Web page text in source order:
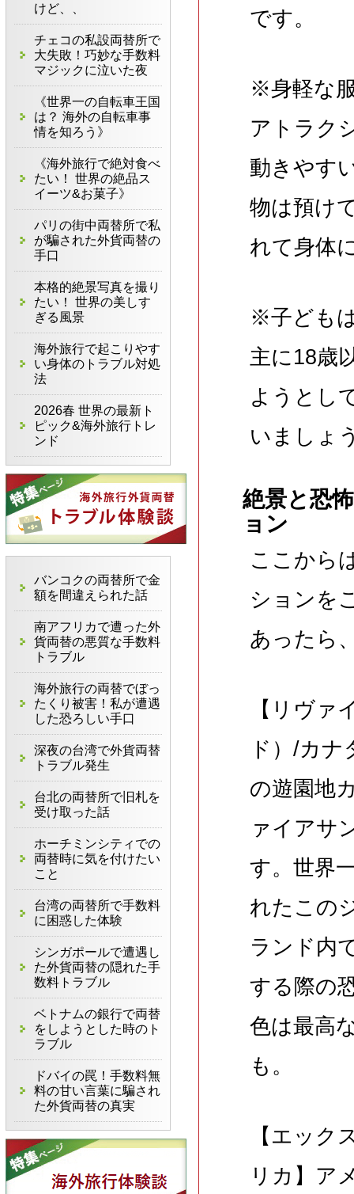
です。
※身軽な
アトラク
動きやす
物は預け
れて身体
※子ども
主に18歳
ようとし
いましょ
絶景と恐
ョン
ここから
ションを
あったら
【リヴァ
ド）/カ
の遊園地
ァイアサ
す。世界
れたこの
ランド内
する際の
色は最高
も。
【エック
リカ】ア
けど、、
チェコの私設両替所で
大失敗！巧妙な手数料
マジックに泣いた夜
《世界一の自転車王国
は？ 海外の自転車事
情を知ろう》
《海外旅行で絶対食べ
たい！ 世界の絶品ス
イーツ&お菓子》
パリの街中両替所で私
が騙された外貨両替の
手口
本格的絶景写真を撮り
たい！ 世界の美しす
ぎる風景
海外旅行で起こりやす
い身体のトラブル対処
法
2026春 世界の最新ト
ピック&海外旅行トレ
ンド
バンコクの両替所で金
額を間違えられた話
南アフリカで遭った外
貨両替の悪質な手数料
トラブル
海外旅行の両替でぼっ
たくり被害！私が遭遇
した恐ろしい手口
深夜の台湾で外貨両替
トラブル発生
台北の両替所で旧札を
受け取った話
ホーチミンシティでの
両替時に気を付けたい
こと
台湾の両替所で手数料
に困惑した体験
シンガポールで遭遇し
た外貨両替の隠れた手
数料トラブル
ベトナムの銀行で両替
をしようとした時のト
ラブル
ドバイの罠！手数料無
料の甘い言葉に騙され
た外貨両替の真実